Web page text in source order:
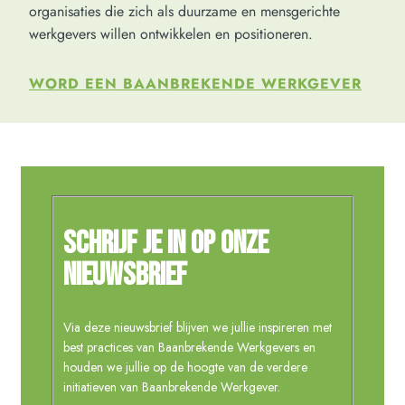
organisaties die zich als duurzame en mensgerichte
werkgevers willen ontwikkelen en positioneren.
WORD EEN BAANBREKENDE WERKGEVER